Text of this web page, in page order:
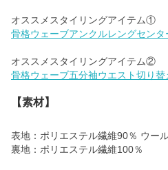
骨格ウェーブアンクルレングセン
骨格ウェーブ五分袖ウエスト切り
【素材】
表地：ポリエステル繊維90％ ウー
裏地：ポリエステル繊維100％